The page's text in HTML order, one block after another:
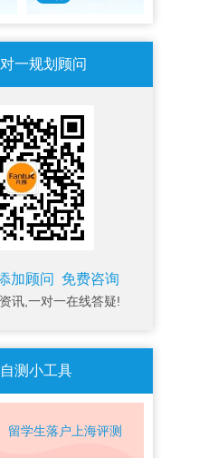
一规划顾问
加顾问 免费咨询
讯,一对一在线答疑!
测小工具
留学生落户上海评测